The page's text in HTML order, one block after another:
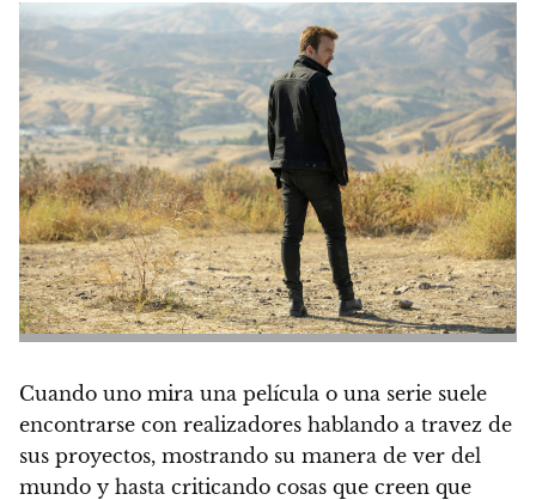
Cuando uno mira una película o una serie suele
encontrarse con realizadores hablando a travez de
sus proyectos, mostrando su manera de ver del
mundo y hasta criticando cosas que creen que